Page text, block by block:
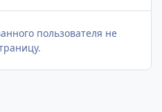
пользователя не